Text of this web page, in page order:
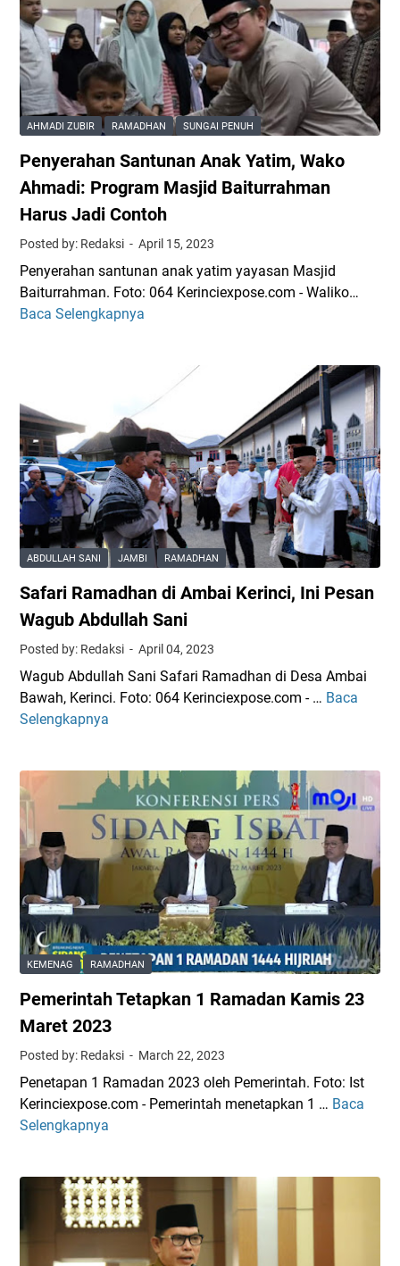
r
S
a
k
t
i
d
a
n
a
r
a
n
g
a
B
e
r
b
a
g
i
T
a
k
j
i
a
l
i
s
W
a
i
t
a
a
j
u
s
i
a
K
e
r
i
n
c
-
S
u
P
e
n
u
B
a
g
i
k
T
a
k
u
a
s
a
,
P
a
s
a
r
R
a
m
a
d
n
P
a
s
a
r
B
e
d
k
S
e
e
n
a
AHMADI ZUBIR RAMADHAN SUNGAI PENUH
Penyerahan Santunan Anak Yatim, Wako
Ahmadi: Program Masjid Baiturrahman
Harus Jadi Contoh
Posted by: Redaksi April 15, 2023
Penyerahan santunan anak yatim yayasan Masjid
Baiturrahman. Foto: 064 Kerinciexpose.com - Waliko…
Baca Selengkapnya
e
r
a
h
a
n
S
a
n
t
u
a
n
A
Y
a
t
i
m
W
a
k
o
A
a
d
i
r
a
ABDULLAH SANI JAMBI RAMADHAN
Safari Ramadhan di Ambai Kerinci, Ini Pesan
Wagub Abdullah Sani
Posted by: Redaksi April 04, 2023
Wagub Abdullah Sani Safari Ramadhan di Desa Ambai
Bawah, Kerinci. Foto: 064 Kerinciexpose.com - … Baca
Selengkapnya
S
r
i
h
a
n
d
i
m
b
a
r
i
n
c
KEMENAG RAMADHAN
Pemerintah Tetapkan 1 Ramadan Kamis 23
Maret 2023
Posted by: Redaksi March 22, 2023
Penetapan 1 Ramadan 2023 oleh Pemerintah. Foto: Ist
Kerinciexpose.com - Pemerintah menetapkan 1 … Baca
Selengkapnya
P
r
i
n
t